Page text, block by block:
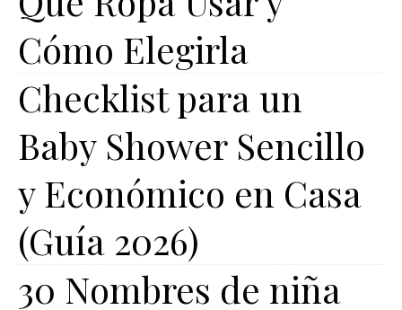
Cómo Elegirla
Checklist para un
Baby Shower Sencillo
y Económico en Casa
(Guía 2026)
30 Nombres de niña